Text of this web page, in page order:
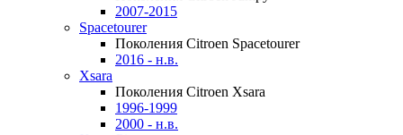
2007-2015
Spacetourer
Поколения Citroen Spacetourer
2016 - н.в.
Xsara
Поколения Citroen Xsara
1996-1999
2000 - н.в.